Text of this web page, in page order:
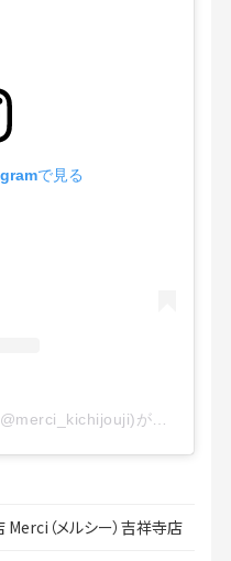
で見る
Merci（メルシー）吉祥寺店